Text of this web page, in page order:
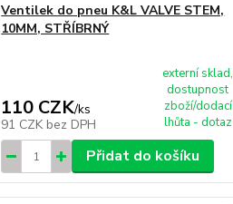
Ventilek do pneu K&L VALVE STEM,
10MM, STŘÍBRNÝ
110 CZK/ks
91 CZK bez DPH
externí sklad,
dostupnost
zboží/dodací
lhůta - dotaz
Přidat do košíku